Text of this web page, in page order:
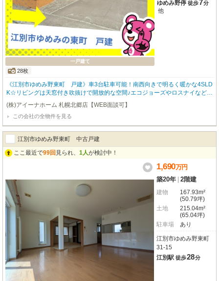
一戸建て
28枚
ゆめみ野停 徒歩7分
他
《江別市ゆめみ野東町 戸建》車3台駐車可能！南西向きで明るく暖かな4SLD
K☆リビングは天窓付き吹抜けで開放的な空間♪エコジョーズやロスナイなど省
エネ設備採用！スーパーやコンビニが徒歩圏内で生活に便利な立地◎
(株)アイーナホーム 札幌北郷店【WEB面談可】
この会社の全物件を見る
江別市ゆめみ野東町 中古戸建
ここ最近で99回 見られ、 1人が検討中！
1,690万円
築20年 2階建
建物
167.93m²
(50.79坪)
土地
215.04m²
(65.04坪)
駐車場
あり
江別市ゆめみ野東町
31-15
江別駅 徒歩28分